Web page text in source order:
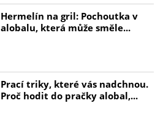
Hermelín na gril: Pochoutka v
alobalu, která může směle...
Prací triky, které vás nadchnou.
Proč hodit do pračky alobal,...